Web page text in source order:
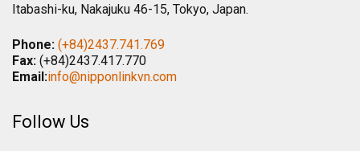
Itabashi-ku, Nakajuku 46-15, Tokyo, Japan.
Phone: (+84)2437.741.769
Fax: (+84)2437.417.770
Email:info@nipponlinkvn.com
Follow Us